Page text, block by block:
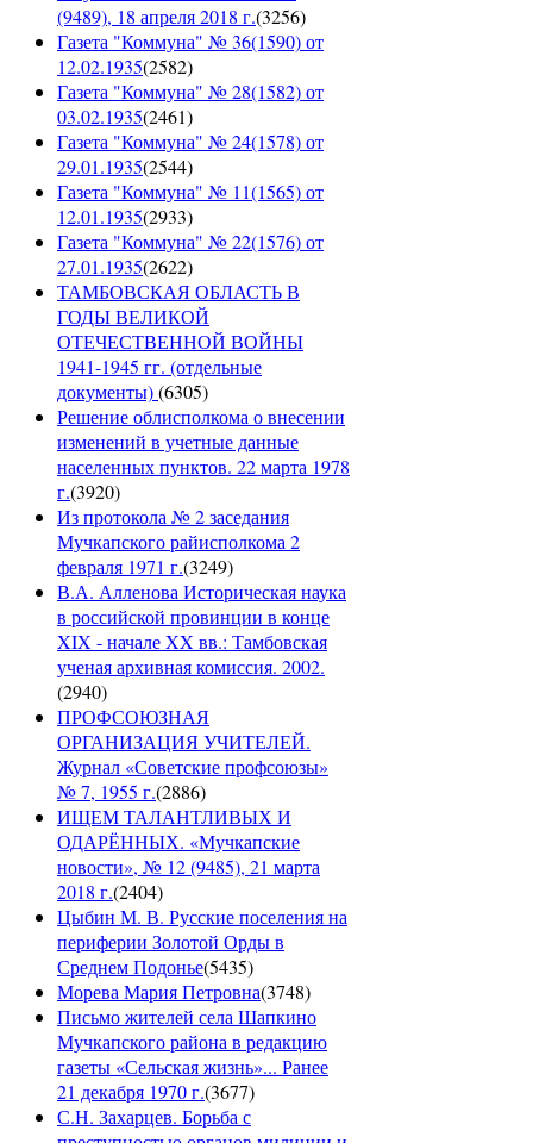
(9489), 18 апреля 2018 г.(3256)
Газета "Коммуна" № 36(1590) от
12.02.1935(2582)
Газета "Коммуна" № 28(1582) от
03.02.1935(2461)
Газета "Коммуна" № 24(1578) от
29.01.1935(2544)
Газета "Коммуна" № 11(1565) от
12.01.1935(2933)
Газета "Коммуна" № 22(1576) от
27.01.1935(2622)
ТАМБОВСКАЯ ОБЛАСТЬ В
ГОДЫ ВЕЛИКОЙ
ОТЕЧЕСТВЕННОЙ ВОЙНЫ
1941-1945 гг. (отдельные
документы)(6305)
Решение облисполкома о внесении
изменений в учетные данные
населенных пунктов. 22 марта 1978
г.(3920)
Из протокола № 2 заседания
Мучкапского райисполкома 2
февраля 1971 г.(3249)
В.А. Алленова Историческая наука
в российской провинции в конце
XIX - начале XX вв.: Тамбовская
ученая архивная комиссия. 2002.
(2940)
ПРОФСОЮЗНАЯ
ОРГАНИЗАЦИЯ УЧИТЕЛЕЙ.
Журнал «Советские профсоюзы»
№ 7, 1955 г.(2886)
ИЩЕМ ТАЛАНТЛИВЫХ И
ОДАРЁННЫХ. «Мучкапские
новости», № 12 (9485), 21 марта
2018 г.(2404)
Цыбин М. В. Русские поселения на
периферии Золотой Орды в
Среднем Подонье(5435)
Морева Мария Петровна(3748)
Письмо жителей села Шапкино
Мучкапского района в редакцию
газеты «Сельская жизнь»... Ранее
21 декабря 1970 г.(3677)
С.Н. Захарцев. Борьба с